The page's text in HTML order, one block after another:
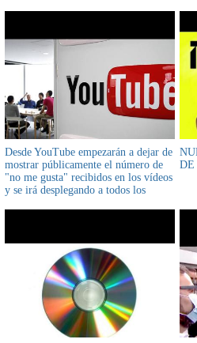
Desde YouTube empezarán a dejar de
mostrar públicamente el número de
"no me gusta" recibidos en los vídeos
y se irá desplegando a todos los
DE